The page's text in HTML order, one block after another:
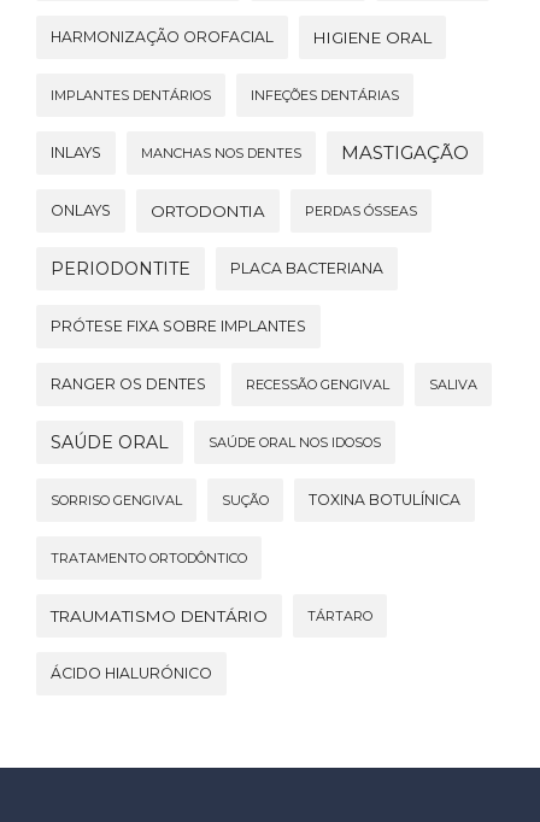
HARMONIZAÇÃO OROFACIAL HIGIENE ORAL
IMPLANTES DENTÁRIOS INFEÇÕES DENTÁRIAS
INLAYS MANCHAS NOS DENTES MASTIGAÇÃO
ONLAYS ORTODONTIA PERDAS ÓSSEAS
PERIODONTITE PLACA BACTERIANA
PRÓTESE FIXA SOBRE IMPLANTES
RANGER OS DENTES RECESSÃO GENGIVAL SALIVA
SAÚDE ORAL SAÚDE ORAL NOS IDOSOS
SORRISO GENGIVAL SUÇÃO TOXINA BOTULÍNICA
TRATAMENTO ORTODÔNTICO
TRAUMATISMO DENTÁRIO TÁRTARO
ÁCIDO HIALURÓNICO